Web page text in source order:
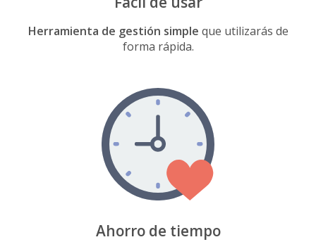
Herramienta de gestión simple que utilizarás de
forma rápida.
Ahorro de tiempo